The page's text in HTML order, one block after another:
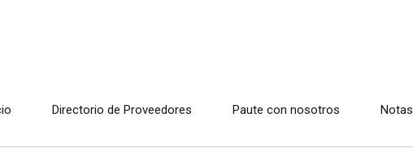
Directorio de Proveedores Paute con nosotros Notas